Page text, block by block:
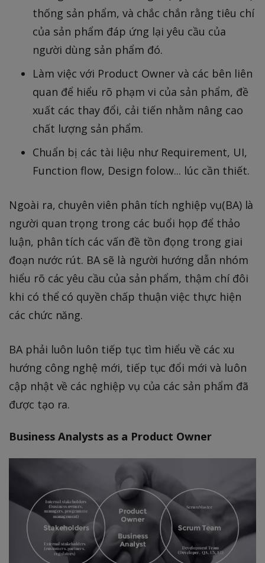
thống sản phẩm, và chắc chắn rằng tiêu chí
của sản phẩm đáp ứng lại yêu cầu của
người dùng sản phẩm đó.
Làm việc với Product Owner và các bên liên
quan để hiểu rõ phạm vi của sản phẩm, đề
xuất các thay đổi, cải tiến nhằm nâng cao
chất lượng sản phẩm.
Chuẩn bị các tài liệu như Requirement, UI,
Function flow, Design folow... lúc cần thiết.
Ngoài ra, chuyên viên phân tích nghiệp vụ(BA) là
người quan trọng trong các buổi họp để thảo
luận, phân tích các vấn đề tồn đọng trong giai
đoạn nước rút. BA sẽ là người hướng dẫn nhóm
hiểu rõ các yêu cầu của sản phẩm, thậm chí đôi
khi có thể có quyền chấp thuận việc thực hiện
các chức năng.
BA phải luôn luôn tiếp tục tìm hiểu về các xu
hướng công nghệ mới, tiếp tục đổi mới và luôn
cập nhật về các nghiệp vụ của các sản phẩm đã
được tạo ra.
Business Analysts as a Product Owner